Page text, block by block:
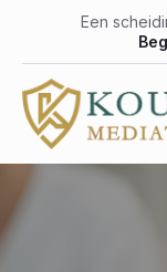
Een